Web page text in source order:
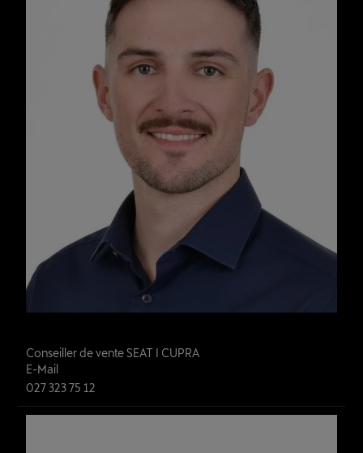
Conseiller de vente SEAT I CUPRA
E-Mail
027 323 75 12